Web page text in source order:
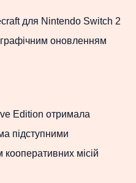
для Nintendo Switch 2
оновленням
Edition отримала
підступними
місій